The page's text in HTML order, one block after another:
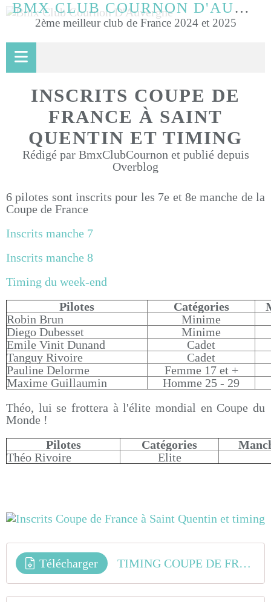
BMX CLUB COURNON D'AUVERGNE
2ème meilleur club de France 2024 et 2025
INSCRITS COUPE DE
FRANCE À SAINT
QUENTIN ET TIMING
Rédigé par BmxClubCournon et publié depuis
Overblog
6 pilotes sont inscrits pour les 7e et 8e manche de la
Coupe de France
Inscrits manche 7
Inscrits manche 8
Timing du week-end
Pilotes
Catégories
Robin Brun
Minime
Diego Dubesset
Minime
Emile Vinit Dunand
Cadet
Tanguy Rivoire
Cadet
Pauline Delorme
Femme 17 et +
Maxime Guillaumin
Homme 25 - 29
Théo, lui se frottera à l'élite mondial en Coupe du
Monde !
Pilotes
Catégories
Théo Rivoire
Elite
Télécharger TIMING COUPE DE FRANCE BMX 2019 - Saint Quentin en Yvelines